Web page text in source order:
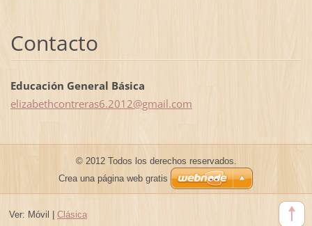
Contacto
Educación General Básica
elizabethcontreras6.2012@gmail.com
© 2012 Todos los derechos reservados.
Crea una página web gratis
Ver: Móvil Clásica